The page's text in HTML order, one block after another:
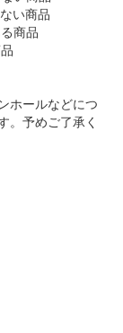
い商品
商品
ホールなどにつ
。予めご了承く